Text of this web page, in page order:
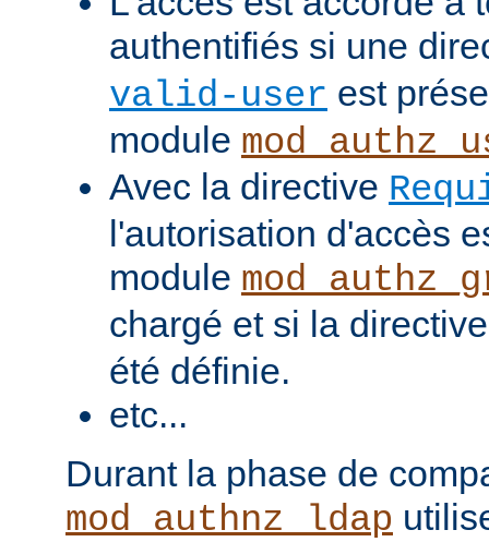
authentifiés si une
valid-user est
module
Avec la directive
l'autorisation d'accès
module
chargé et si la
été définie.
etc...
Durant la phase de
mod_authnz_ldap